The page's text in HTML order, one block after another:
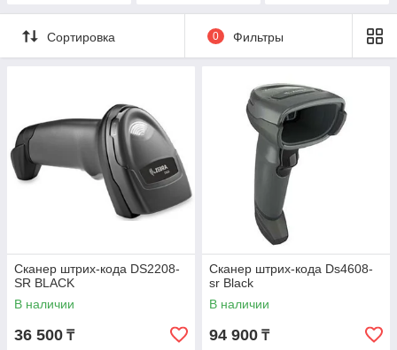
Сортировка 0 Фильтры
Сканер штрих-кода DS2208-
SR BLACK
В наличии
36 500 ₸
Сканер штрих-кода Ds4608-
sr Black
В наличии
94 900 ₸